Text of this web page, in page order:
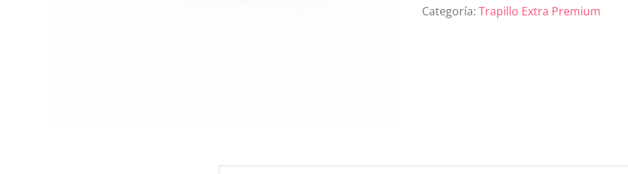
Premium
Categoría: Trapillo Extra Premium